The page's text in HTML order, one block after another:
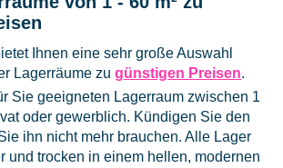
Ihnen eine sehr große Auswahl
Lagerräume zu günstigen Preisen.
Sie geeigneten Lagerraum zwischen 1
oder gewerblich. Kündigen Sie den
ihn nicht mehr brauchen. Alle Lager
und trocken in einem hellen, modernen